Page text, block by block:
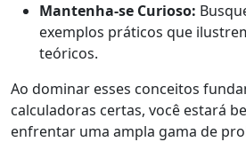
Mantenha-se Curioso:
exemplos práticos que
teóricos.
Ao dominar esses conceitos
calculadoras certas, você estará
enfrentar uma ampla gama de